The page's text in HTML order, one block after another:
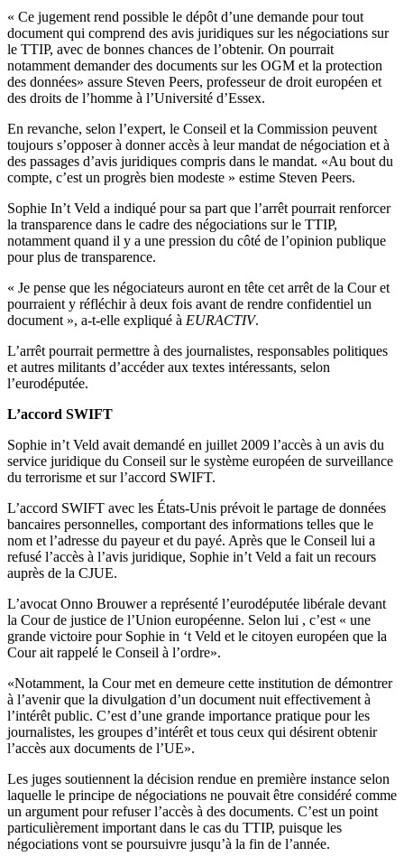
« Ce jugement rend possible le dépôt d’une demande pour tout
document qui comprend des avis juridiques sur les négociations sur
le TTIP, avec de bonnes chances de l’obtenir. On pourrait
notamment demander des documents sur les OGM et la protection
des données» assure Steven Peers, professeur de droit européen et
des droits de l’homme à l’Université d’Essex.
En revanche, selon l’expert, le Conseil et la Commission peuvent
toujours s’opposer à donner accès à leur mandat de négociation et à
des passages d’avis juridiques compris dans le mandat. «Au bout du
compte, c’est un progrès bien modeste » estime Steven Peers.
Sophie In’t Veld a indiqué pour sa part que l’arrêt pourrait renforcer
la transparence dans le cadre des négociations sur le TTIP,
notamment quand il y a une pression du côté de l’opinion publique
pour plus de transparence.
« Je pense que les négociateurs auront en tête cet arrêt de la Cour et
pourraient y réfléchir à deux fois avant de rendre confidentiel un
document », a-t-elle expliqué à EURACTIV.
L’arrêt pourrait permettre à des journalistes, responsables politiques
et autres militants d’accéder aux textes intéressants, selon
l’eurodéputée.
L’accord SWIFT
Sophie in’t Veld avait demandé en juillet 2009 l’accès à un avis du
service juridique du Conseil sur le système européen de surveillance
du terrorisme et sur l’accord SWIFT.
L’accord SWIFT avec les États-Unis prévoit le partage de données
bancaires personnelles, comportant des informations telles que le
nom et l’adresse du payeur et du payé. Après que le Conseil lui a
refusé l’accès à l’avis juridique, Sophie in’t Veld a fait un recours
auprès de la CJUE.
L’avocat Onno Brouwer a représenté l’eurodéputée libérale devant
la Cour de justice de l’Union européenne. Selon lui , c’est « une
grande victoire pour Sophie in ‘t Veld et le citoyen européen que la
Cour ait rappelé le Conseil à l’ordre».
«Notamment, la Cour met en demeure cette institution de démontrer
à l’avenir que la divulgation d’un document nuit effectivement à
l’intérêt public. C’est d’une grande importance pratique pour les
journalistes, les groupes d’intérêt et tous ceux qui désirent obtenir
l’accès aux documents de l’UE».
Les juges soutiennent la décision rendue en première instance selon
laquelle le principe de négociations ne pouvait être considéré comme
un argument pour refuser l’accès à des documents. C’est un point
particulièrement important dans le cas du TTIP, puisque les
négociations vont se poursuivre jusqu’à la fin de l’année.